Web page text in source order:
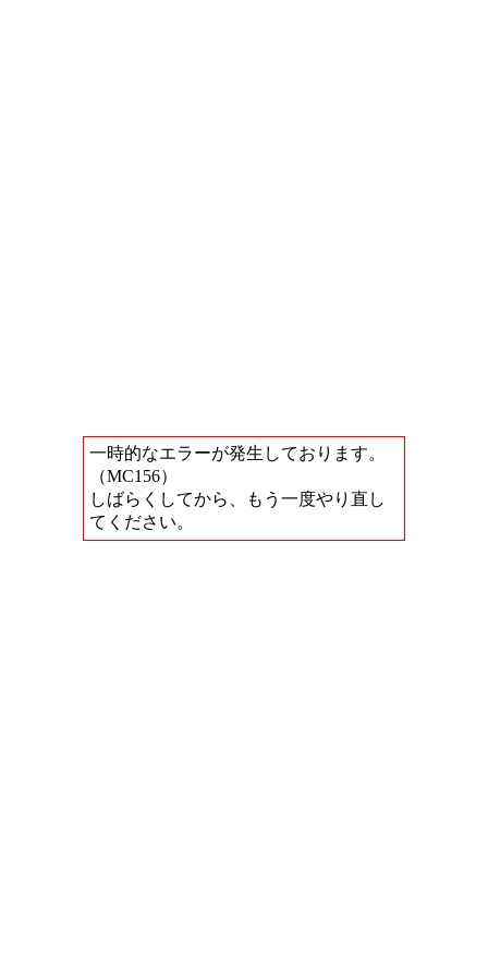
一時的なエラーが発生しております。
（MC156）
しばらくしてから、もう一度やり直し
てください。